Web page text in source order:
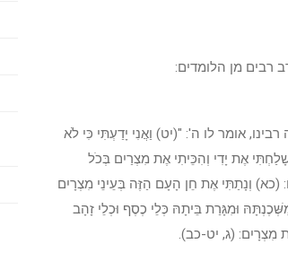
רבים מן הלומדים:
אומר לו ה': "(יט) וַאֲנִי יָדַעְתִּי כִּי לֹא
אֶת יָדִי וְהִכֵּיתִי אֶת מִצְרַיִם בְּכֹל
וְנָתַתִּי אֶת חֵן הָעָם הַזֶּה בְּעֵינֵי מִצְרָיִם
וּמִגָּרַת בֵּיתָהּ כְּלֵי כֶסֶף וּכְלֵי זָהָב
מִצְרָיִם: (ג, יט-כב).